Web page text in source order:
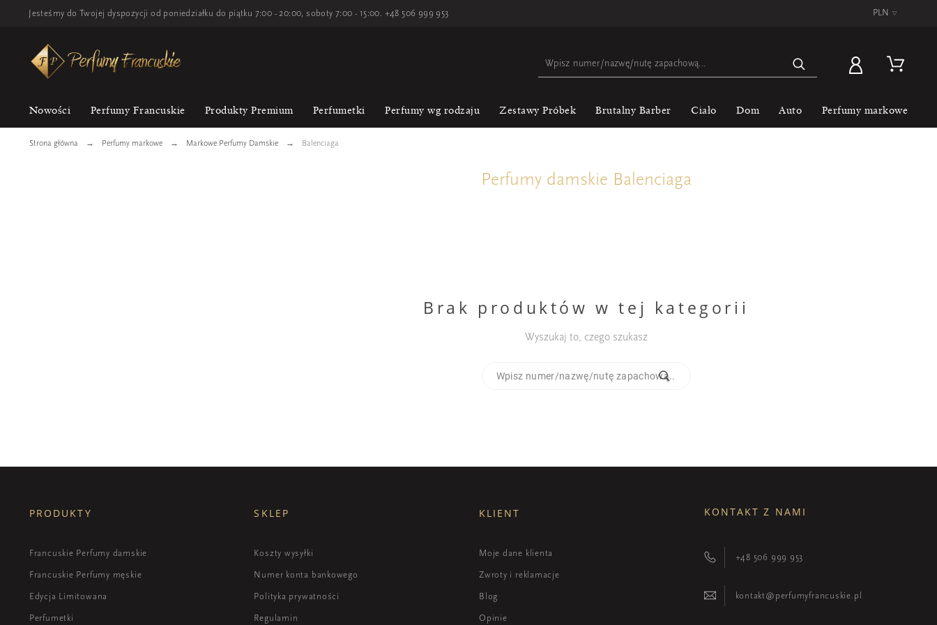
Jesteśmy do Twojej dyspozycji od poniedziałku do piątku 7:00 - 20:00, soboty 7:00 - 15:00. +48 506 999 953 PLN ▿
Nowości Perfumy Francuskie Produkty Premium Perfumetki Perfumy wg rodzaju Zestawy Próbek Brutalny Barber Ciało Dom Auto Perfumy markowe
Strona główna Perfumy markowe Markowe Perfumy Damskie Balenciaga
Perfumy damskie Balenciaga
Brak produktów w tej kategorii
Wyszukaj to, czego szukasz
PRODUKTY
Francuskie Perfumy damskie
Francuskie Perfumy męskie
Edycja Limitowana
Perfumetki
SKLEP
Koszty wysyłki
Numer konta bankowego
Polityka prywatności
Regulamin
KLIENT
Moje dane klienta
Zwroty i reklamacje
Blog
Opinie
KONTAKT Z NAMI
+48 506 999 953
kontakt@perfumyfrancuskie.pl